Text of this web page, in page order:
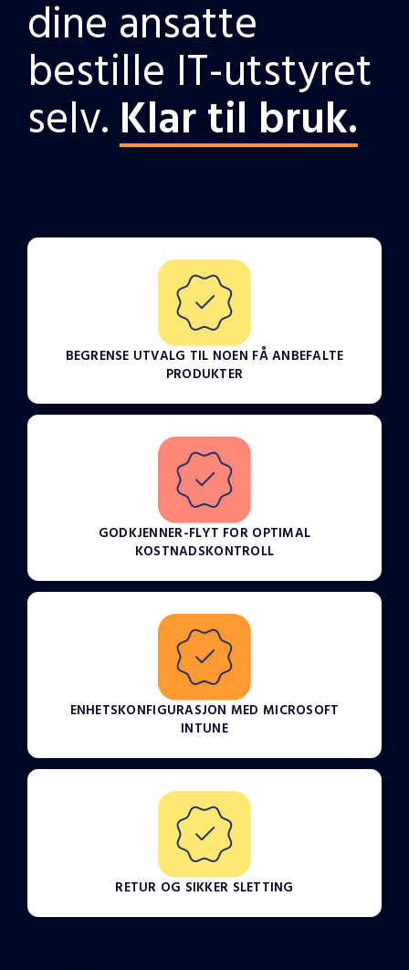
dine ansatte
bestille IT-utstyret
selv. Klar til bruk.
BEGRENSE UTVALG TIL NOEN FÅ ANBEFALTE
PRODUKTER
GODKJENNER-FLYT FOR OPTIMAL
KOSTNADSKONTROLL
ENHETSKONFIGURASJON MED MICROSOFT
INTUNE
RETUR OG SIKKER SLETTING